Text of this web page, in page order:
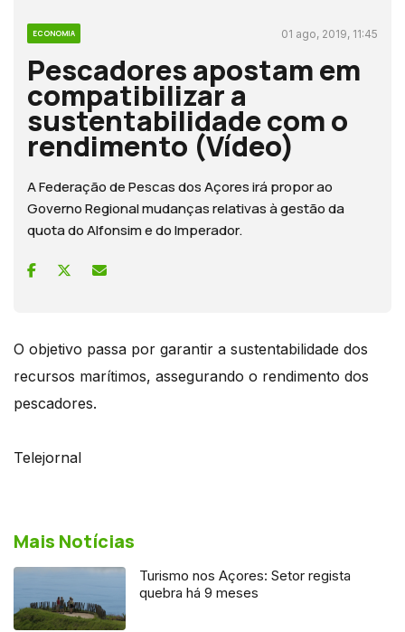
ECONOMIA 01 ago, 2019, 11:45
Pescadores apostam em
compatibilizar a
sustentabilidade com o
rendimento (Vídeo)
A Federação de Pescas dos Açores irá propor ao
Governo Regional mudanças relativas à gestão da
quota do Alfonsim e do Imperador.
O objetivo passa por garantir a sustentabilidade dos
recursos marítimos, assegurando o rendimento dos
pescadores.
Telejornal
Mais Notícias
Turismo nos Açores: Setor regista
quebra há 9 meses